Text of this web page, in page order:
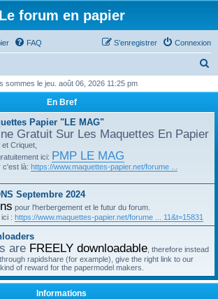
Le forum en papier
FAQ Connexion
S’enregistrer
h
sommes le jeu. août 06, 2026 11:25 pm
En Bref
Papier "LE MAG"
Gratuit Sur Les Maquettes En Papier
Criquet,
ici: PMP LE MAG
c'est là: https://www.maquettes-papier.net/forume ...
Septembre 2024
pour l'herbergement et le futur du forum.
: https://www.maquettes-papier.net/forume ... 11&t=15831
are FREELY downloadable , therefore instead
rapidshare (for example), give the right link to our
of reward for the papermodel makers.
Informations